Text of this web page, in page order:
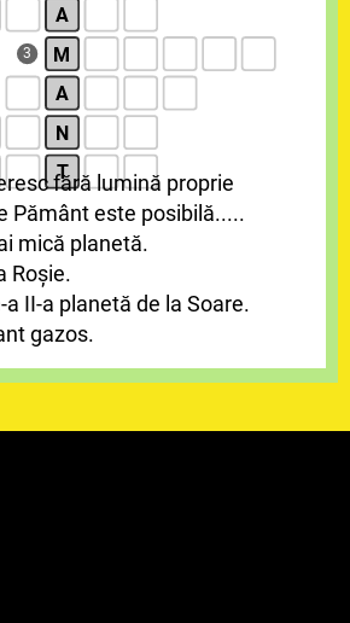
A
3 M
A
N
T
fără lumină proprie
Pământ este posibilă.....
mică planetă.
Roșie.
a II-a planetă de la Soare.
gazos.